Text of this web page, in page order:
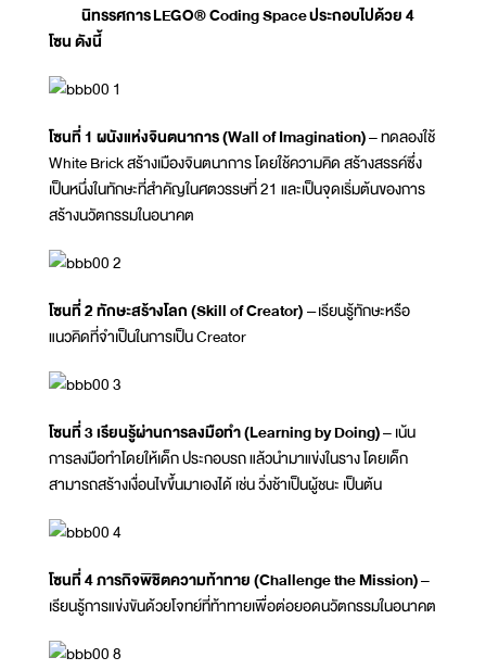
นิทรรศการLEGO® Coding Spaceประกอบไปด้วย 4
โซน ดังนี้
โซนที่ 1 ผนังแห่งจินตนาการ (Wall of Imagination)– ทดลองใช้
White Brick สร้างเมืองจินตนาการ โดยใช้ความคิด สร้างสรรค์ซึ่ง
เป็นหนึ่งในทักษะที่สำคัญในศตวรรษที่ 21 และเป็นจุดเริ่มต้นของการ
สร้างนวัตกรรมในอนาคต
โซนที่ 2 ทักษะสร้างโลก (Skill of Creator) –เรียนรู้ทักษะหรือ
แนวคิดที่จำเป็นในการเป็น Creator
โซนที่ 3 เรียนรู้ผ่านการลงมือทำ (Learning by Doing)– เน้น
การลงมือทำโดยให้เด็ก ประกอบรถ แล้วนำมาแข่งในราง โดยเด็ก
สามารถสร้างเงื่อนไขขึ้นมาเองได้ เช่น วิ่งช้าเป็นผู้ชนะ เป็นต้น
โซนที่ 4 ภารกิจพิชิตความท้าทาย (Challenge the Mission)–
เรียนรู้การแข่งขันด้วยโจทย์ที่ท้าทายเพื่อต่อยอดนวัตกรรมในอนาคต